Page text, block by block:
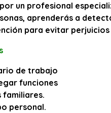
un profesional
aprenderás a
para evitar perjuicios
de trabajo
funciones
familiares.
personal.